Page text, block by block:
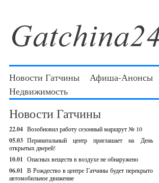
Новости Гатчины Афиша-Анонсы
Недвижимость
Новости Гатчины
22.04 Возобновил работу сезонный маршрут № 10
05.03 Перинатальный центр приглашает на День
открытых дверей!
10.01 Опасных веществ в воздухе не обнаружено
06.01 В Рождество в центре Гатчины будет перекрыто
автомобильное движение